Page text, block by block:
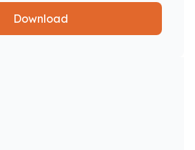
Download